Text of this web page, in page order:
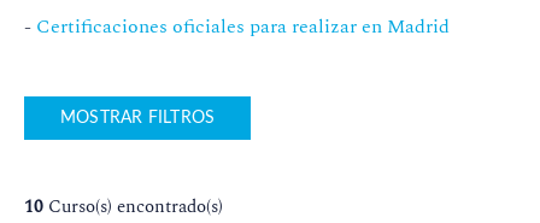
- Certificaciones oficiales para realizar en Madrid
MOSTRAR FILTROS
10 Curso(s) encontrado(s)